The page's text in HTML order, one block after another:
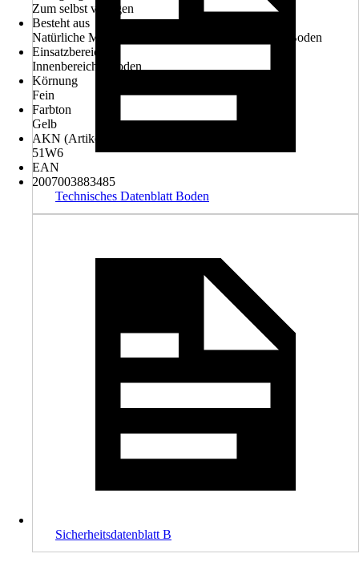
Zum selbst verlegen
Besteht aus
Natürliche Marmorsteinchen, Bindemittel Indoor - Boden
Einsatzbereich
Innenbereich - Boden
Körnung
Fein
Farbton
Gelb
AKN (Artikelkurznummer)
51W6
EAN
2007003883485
Technisches Datenblatt Boden
Sicherheitsdatenblatt B